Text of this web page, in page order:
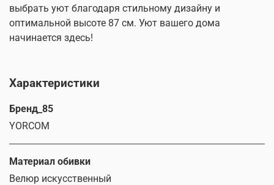
выбрать уют благодаря стильному дизайну и
оптимальной высоте 87 см. Уют вашего дома
начинается здесь!
Характеристики
Бренд_85
YORCOM
Материал обивки
Велюр искусственный